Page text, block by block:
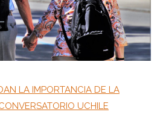
LA IMPORTANCIA DE LA
UCHILE